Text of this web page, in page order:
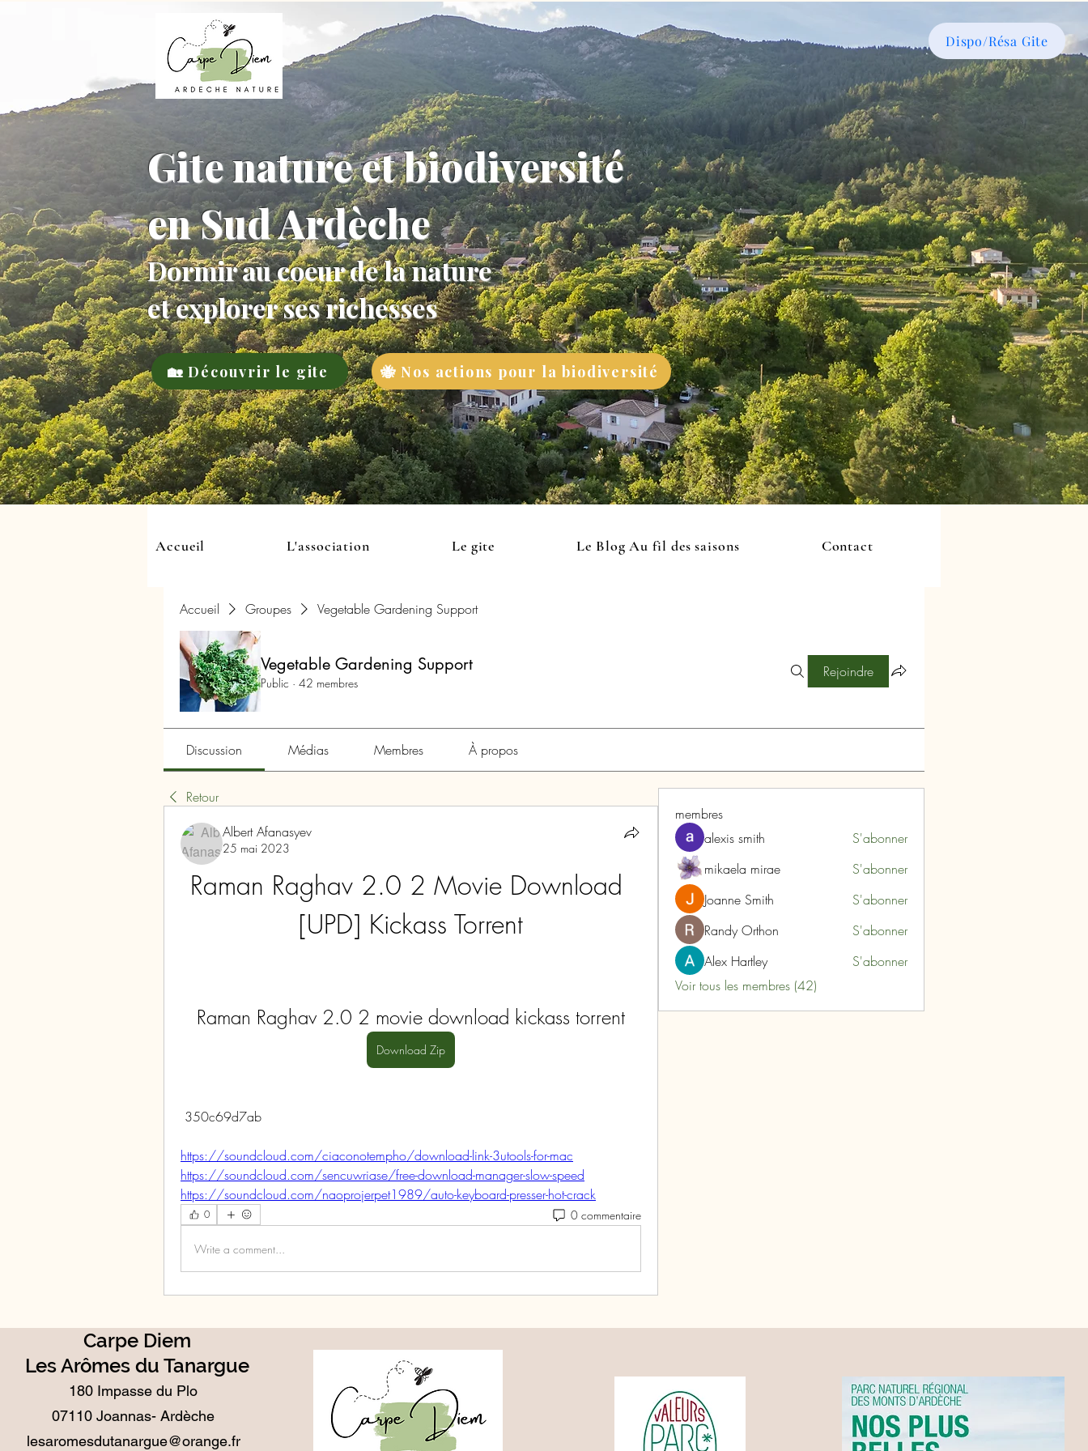
Dispo/Résa Gite
Gite nature et biodiversité
en Sud Ardèche
Dormir au coeur de la nature
et explorer ses richesses
🏡 Découvrir le gite 🐝 Nos actions pour la biodiversité
Accueil L'association Le gite Le Blog Au fil des saisons Contact
Accueil Groupes Vegetable Gardening Support
Vegetable Gardening Support
Public · 42 membres
Rejoindre
Discussion Médias Membres À propos
Retour
Albert Afanasyev
25 mai 2023
Raman Raghav 2.0 2 Movie Download
[UPD] Kickass Torrent
Raman Raghav 2.0 2 movie download kickass torrent
Download Zip
350c69d7ab
https://soundcloud.com/ciaconotempho/download-link-3utools-for-mac
https://soundcloud.com/sencuwriase/free-download-manager-slow-speed
https://soundcloud.com/naoprojerpet1989/auto-keyboard-presser-hot-crack
0 0 commentaire
Write a comment...
membres
alexis smith
S'abonner
mikaela mirae
S'abonner
Joanne Smith
S'abonner
Randy Orthon
S'abonner
Alex Hartley
S'abonner
Voir tous les membres (42)
Carpe Diem
Les Arômes du Tanargue
180 Impasse du Plo
07110 Joannas- Ardèche
lesaromesdutanargue@orange.fr